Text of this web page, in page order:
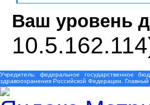
Ваш уровень
Учредитель: федеральное государственное
здравоохранения Российской Федерации.